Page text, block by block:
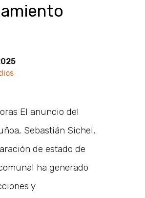
El anuncio del
Sebastián Sichel,
de estado de
ha generado
y